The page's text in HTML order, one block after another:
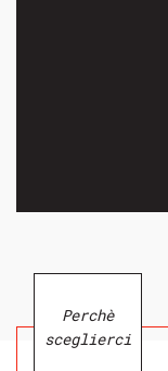
Perchè
sceglierci